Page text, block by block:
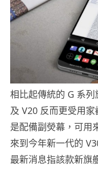
相比起傳統的 G 系
及 V20 反而更受用
是配備副熒幕，可用
來到今年新一代的
最新消息指該款新旗